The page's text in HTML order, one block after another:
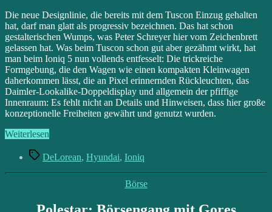
Future
Die neue Designlinie, die bereits mit dem Tuscon Einzug gehalten
hat, darf man glatt als progressiv bezeichnen. Das hat schon
gestalterischen Wumps, was Peter Schreyer hier vom Zeichenbrett
gelassen hat. Was beim Tuscon schon gut aber gezähmt wirkt, hat
man beim Ioniq 5 nun vollends entfesselt: Die trickreiche
Formgebung, die den Wagen wie einen kompakten Kleinwagen
daherkommen lässt, die an Pixel erinnernden Rückleuchten, das
Daimler-Lookalike-Doppeldisplay und allgemein der pfiffige
Innenraum: Es fehlt nicht an Details und Hinweisen, dass hier große
konzeptionelle Freiheiten gewährt und genutzt wurden.
Weiterlesen
5:
to
Schlagwörter
DeLorean, Hyundai, Ioniq
Kategorien
Börse